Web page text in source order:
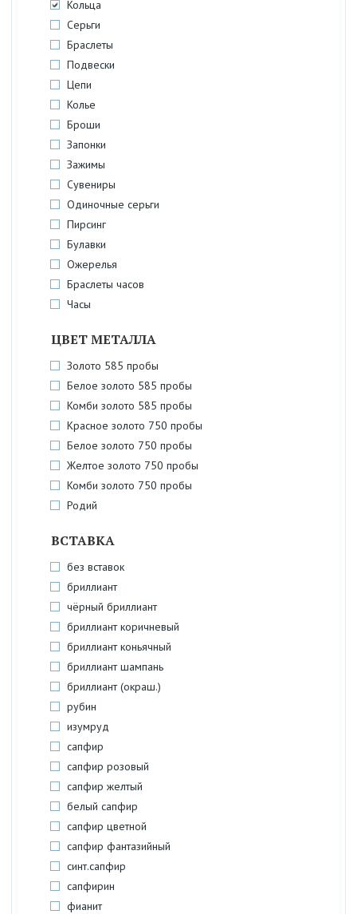
Кольца
Серьги
Браслеты
Подвески
Цепи
Колье
Броши
Запонки
Зажимы
Сувениры
Одиночные серьги
Пирсинг
Булавки
Ожерелья
Браслеты часов
Часы
ЦВЕТ МЕТАЛЛА
Золото 585 пробы
Белое золото 585 пробы
Комби золото 585 пробы
Красное золото 750 пробы
Белое золото 750 пробы
Желтое золото 750 пробы
Комби золото 750 пробы
Родий
ВСТАВКА
без вставок
бриллиант
чёрный бриллиант
бриллиант коричневый
бриллиант коньячный
бриллиант шампань
бриллиант (окраш.)
рубин
изумруд
сапфир
сапфир розовый
сапфир желтый
белый сапфир
сапфир цветной
сапфир фантазийный
синт.сапфир
сапфирин
фианит